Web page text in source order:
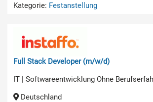
Kategorie: Festanstellung
Full Stack Developer (m/w/d)
IT | Softwareentwicklung Ohne
Deutschland